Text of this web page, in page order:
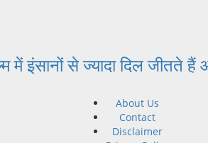
से ज्यादा दिल जीतते हैं
About Us
Contact
Disclaimer